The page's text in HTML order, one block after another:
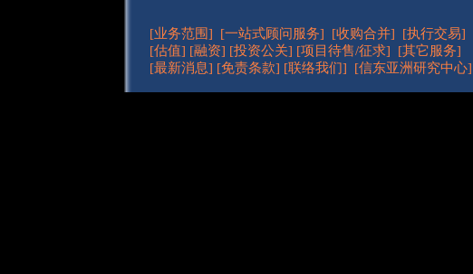
[业务范围] [一站式顾问服务] [收购合并]
[执行交易]
[估值] [融资] [投资公关] [项目待售/征求]
[其它服务]
[最新消息] [免责条款] [联络我们] [信东亚洲研究中心]